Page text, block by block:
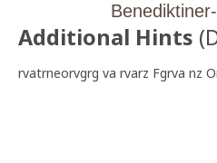
Additional Hints (
rvatrneorvgrg va rvarz Fgrva nz